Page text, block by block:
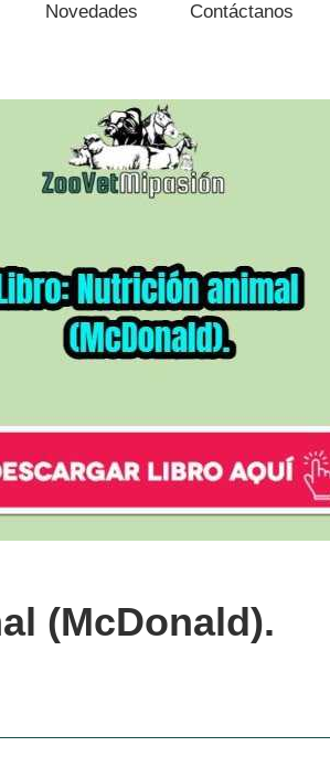
Novedades Contáctanos
(McDonald).